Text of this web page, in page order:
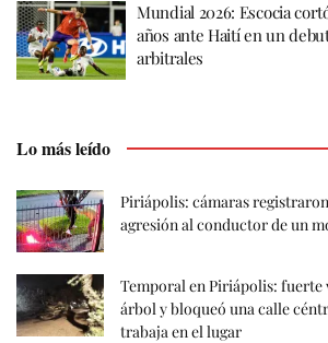
Mundial 2026: Escocia
años ante Haití en un
arbitrales
Lo más leído
Piriápolis: cámaras
agresión al conductor de un
Temporal en Piriápolis:
árbol y bloqueó una calle
trabaja en el lugar